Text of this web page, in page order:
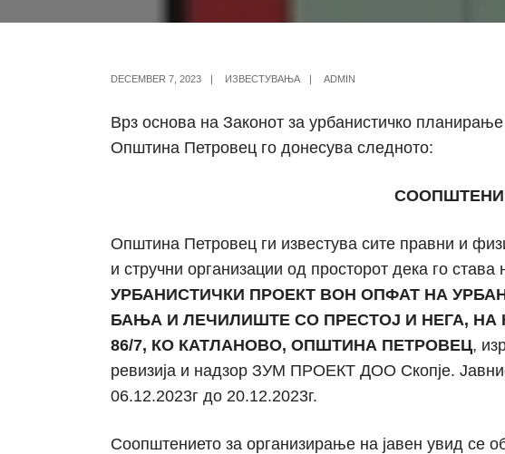
DECEMBER 7, 2023 | ИЗВЕСТУВАЊА | ADMIN
Врз основа на Законот за урбанистичко
Општина Петровец го донесува следното:
Општина Петровец ги известува сите правни и
и стручни организации од просторот дека го става
УРБАНИСТИЧКИ ПРОЕКТ ВОН ОПФАТ НА
БАЊА И ЛЕЧИЛИШТЕ СО ПРЕСТОЈ И НЕГА, НА КП
86/7, КО КАТЛАНОВО, ОПШТИНА ПЕТРОВЕЦ,
ревизија и надзор ЗУМ ПРОЕКТ ДОО Скопје.
06.12.2023г до 20.12.2023г.
Соопштението за организирање на јавен увид се